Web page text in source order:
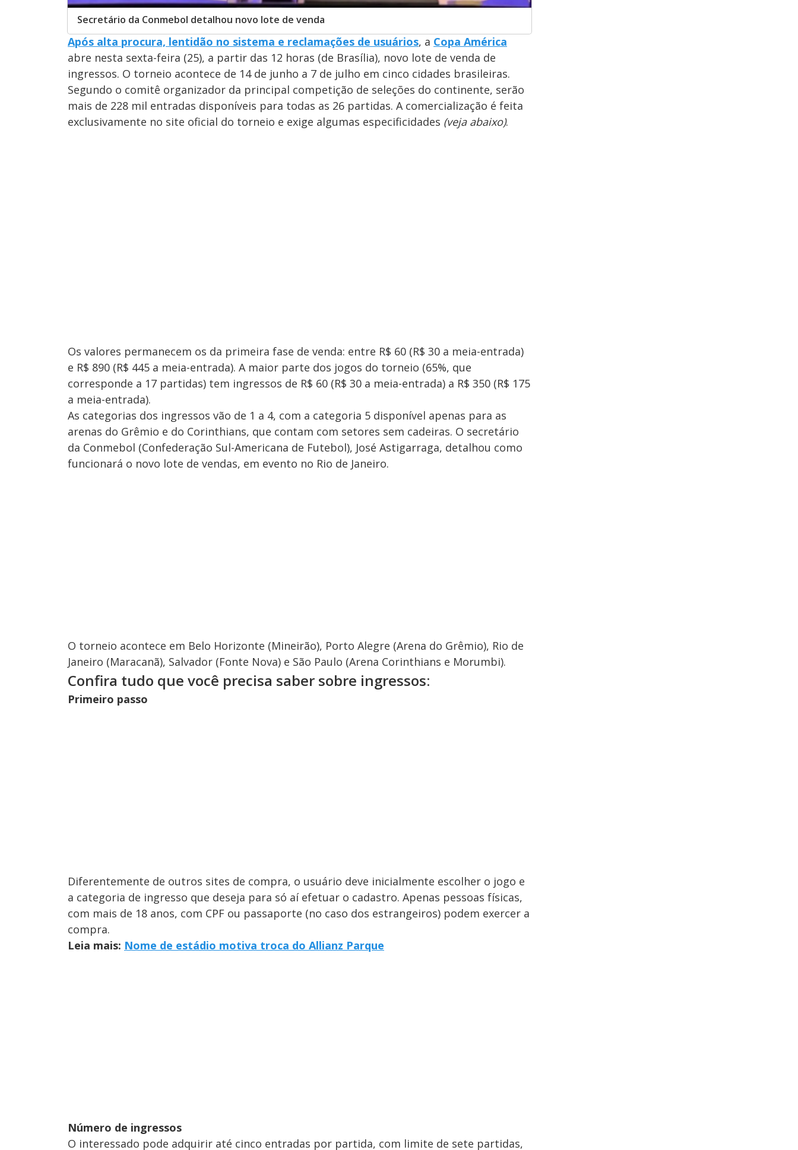
Secretário da Conmebol detalhou novo lote de venda
Após alta procura, lentidão no sistema e reclamações de usuários, a Copa América
abre nesta sexta-feira (25), a partir das 12 horas (de Brasília), novo lote de venda de
ingressos. O torneio acontece de 14 de junho a 7 de julho em cinco cidades brasileiras.
Segundo o comitê organizador da principal competição de seleções do continente, serão
mais de 228 mil entradas disponíveis para todas as 26 partidas. A comercialização é feita
exclusivamente no site oficial do torneio e exige algumas especificidades (veja abaixo).
Os valores permanecem os da primeira fase de venda: entre R$ 60 (R$ 30 a meia-entrada)
e R$ 890 (R$ 445 a meia-entrada). A maior parte dos jogos do torneio (65%, que
corresponde a 17 partidas) tem ingressos de R$ 60 (R$ 30 a meia-entrada) a R$ 350 (R$ 175
a meia-entrada).
As categorias dos ingressos vão de 1 a 4, com a categoria 5 disponível apenas para as
arenas do Grêmio e do Corinthians, que contam com setores sem cadeiras. O secretário
da Conmebol (Confederação Sul-Americana de Futebol), José Astigarraga, detalhou como
funcionará o novo lote de vendas, em evento no Rio de Janeiro.
O torneio acontece em Belo Horizonte (Mineirão), Porto Alegre (Arena do Grêmio), Rio de
Janeiro (Maracanã), Salvador (Fonte Nova) e São Paulo (Arena Corinthians e Morumbi).
Confira tudo que você precisa saber sobre ingressos:
Primeiro passo
Diferentemente de outros sites de compra, o usuário deve inicialmente escolher o jogo e
a categoria de ingresso que deseja para só aí efetuar o cadastro. Apenas pessoas físicas,
com mais de 18 anos, com CPF ou passaporte (no caso dos estrangeiros) podem exercer a
compra.
Leia mais: Nome de estádio motiva troca do Allianz Parque
Número de ingressos
O interessado pode adquirir até cinco entradas por partida, com limite de sete partidas,